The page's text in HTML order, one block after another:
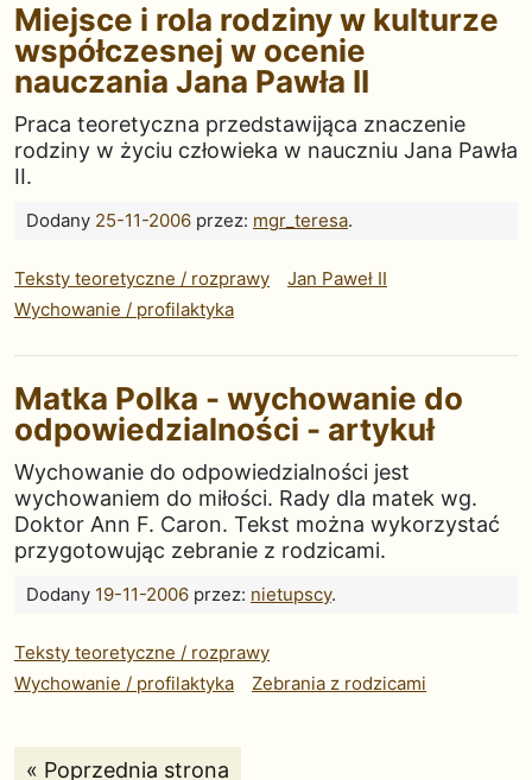
Miejsce i rola rodziny w kulturze
współczesnej w ocenie
nauczania Jana Pawła II
Praca teoretyczna przedstawijąca znaczenie
rodziny w życiu człowieka w nauczniu Jana Pawła
II.
Dodany 25-11-2006 przez: mgr_teresa.
Teksty teoretyczne / rozprawy
Jan Paweł II
Wychowanie / profilaktyka
Matka Polka - wychowanie do
odpowiedzialności - artykuł
Wychowanie do odpowiedzialności jest
wychowaniem do miłości. Rady dla matek wg.
Doktor Ann F. Caron. Tekst można wykorzystać
przygotowując zebranie z rodzicami.
Dodany 19-11-2006 przez: nietupscy.
Teksty teoretyczne / rozprawy
Wychowanie / profilaktyka
Zebrania z rodzicami
Strona:
« Poprzednia strona